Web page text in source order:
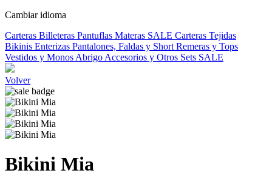
Cambiar idioma
Carteras Billeteras Pantuflas Materas SALE Carteras Tejidas
Bikinis Enterizas Pantalones, Faldas y Short Remeras y Tops
Vestidos y Monos Abrigo Accesorios y Otros Sets SALE
Volver
Bikini Mia